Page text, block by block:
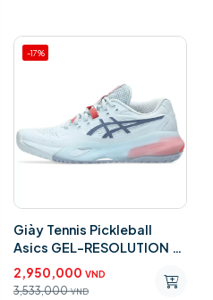
-17%
Giày Tennis Pickleball
Asics GEL-RESOLUTION X
1042A279.401
2,950,000 VND
3,533,000 VND